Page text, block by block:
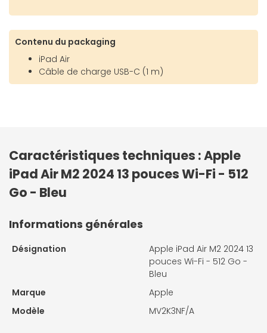
Contenu du packaging
iPad Air
Câble de charge USB-C (1 m)
Caractéristiques techniques : Apple
iPad Air M2 2024 13 pouces Wi-Fi - 512
Go - Bleu
Informations générales
Désignation
Apple iPad Air M2 2024 13
pouces Wi-Fi - 512 Go -
Bleu
Marque
Apple
Modèle
MV2K3NF/A